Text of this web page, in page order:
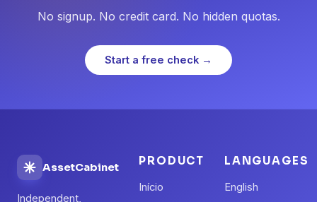
No signup. No credit card. No hidden quotas.
Start a free check →
AssetCabinet
Independent,
PRODUCT
Início
LANGUAGES
English